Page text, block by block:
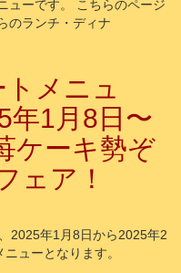
ューです。 こちらのページ
のランチ・ディナ
トメニュ
年1月8日〜
ケーキ勢ぞ
ェア！
2025年1月8日から2025年2
ューとなります。